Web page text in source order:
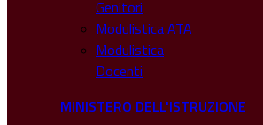
Genitori
Modulistica ATA
Modulistica
Docenti
MINISTERO DELL'ISTRUZIONE